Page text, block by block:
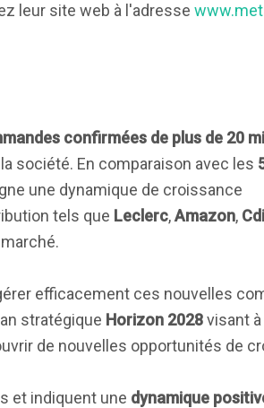
leur site web à l'adresse
confirmées de plus de 20
société. En comparaison avec les
une dynamique de croissance
tels que Leclerc,Amazon,
efficacement ces nouvelles
stratégique Horizon 2028visant
de nouvelles opportunités de
et indiquent une dynamique